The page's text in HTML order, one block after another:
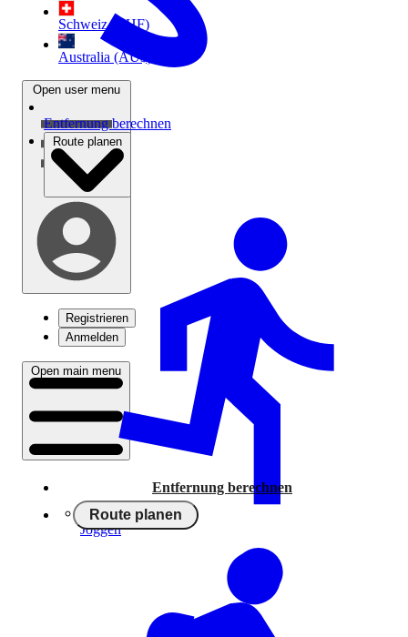
Schweiz (CHF)
Australia (AU$)
Open user menu
Registrieren
Anmelden
Open main menu
Entfernung berechnen
Route planen
Entfernung berechnen
Route planen
Joggen